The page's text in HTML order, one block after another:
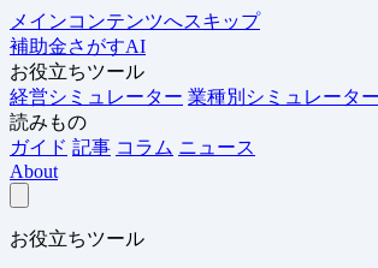
メインコンテンツへスキップ
補助金さがすAI
お役立ちツール
経営シミュレーター 業種別シミュレーター
読みもの
ガイド 記事 コラム ニュース
About
お役立ちツール